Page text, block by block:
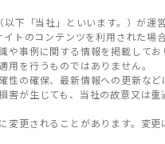
下「当社」といいます。）が
トのコンテンツを利用された場
や事例に関する情報を掲載して
用を行うものではありません。
性の確保、最新情報への更新な
害が生じても、当社の故意又は
変更されることがあります。変